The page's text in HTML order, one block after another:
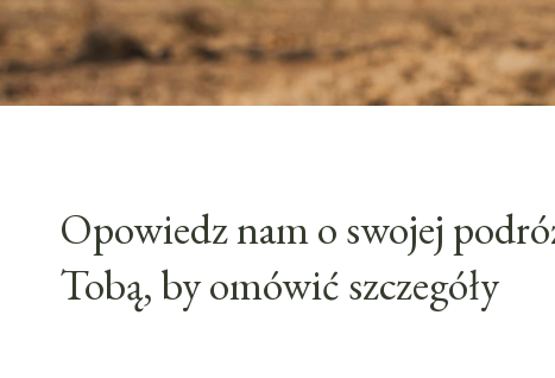
Opowiedz nam o swojej
Tobą, by omówić szczegóły